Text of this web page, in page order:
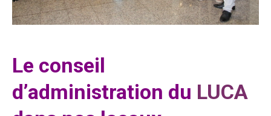
Le conseil
d’administration du LUCA